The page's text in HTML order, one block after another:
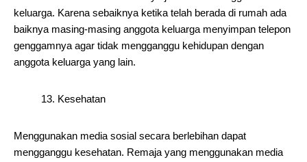
keluarga. Karena sebaiknya ketika telah berada di rumah ada
baiknya masing-masing anggota keluarga menyimpan telepon
genggamnya agar tidak mengganggu kehidupan dengan
anggota keluarga yang lain.
13. Kesehatan
Menggunakan media sosial secara berlebihan dapat
mengganggu kesehatan. Remaja yang menggunakan media